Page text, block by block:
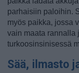
parhaisiin paloihin.
myös paikka, jossa
vain maata rannalla
turkoosinsinisessä
Sää, ilmasto